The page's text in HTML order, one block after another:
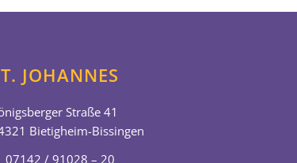
JOHANNES
Straße 41
Bietigheim-Bissingen
07142 / 91028 – 20